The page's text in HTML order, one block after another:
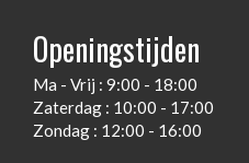
Exterieur
Achterruitwisser
Openingstijden
Ma - Vrij : 9:00 - 18:00
Zaterdag : 10:00 - 17:00
Zondag : 12:00 - 16:00